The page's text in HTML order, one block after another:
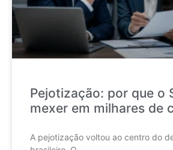
Pejotização: por que o
mexer em milhares de
A pejotização voltou ao centro do